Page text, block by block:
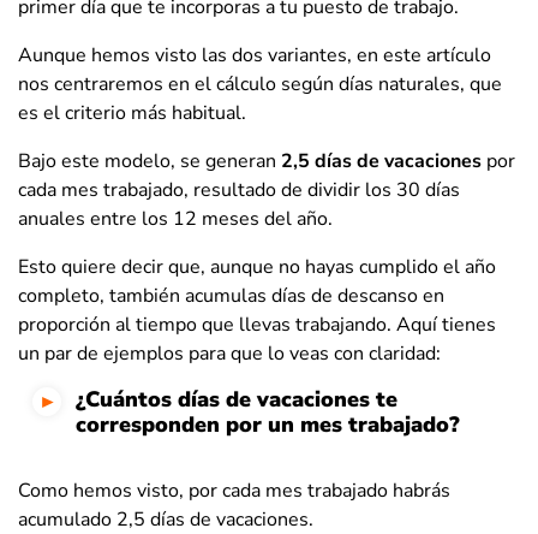
primer día que te incorporas a tu puesto de trabajo.
Aunque hemos visto las dos variantes, en este artículo
nos centraremos en el cálculo según días naturales, que
es el criterio más habitual.
Bajo este modelo, se generan 2,5 días de vacaciones por
cada mes trabajado, resultado de dividir los 30 días
anuales entre los 12 meses del año.
Esto quiere decir que, aunque no hayas cumplido el año
completo, también acumulas días de descanso en
proporción al tiempo que llevas trabajando. Aquí tienes
un par de ejemplos para que lo veas con claridad:
¿Cuántos días de vacaciones te
corresponden por un mes trabajado?
Como hemos visto, por cada mes trabajado habrás
acumulado 2,5 días de vacaciones.